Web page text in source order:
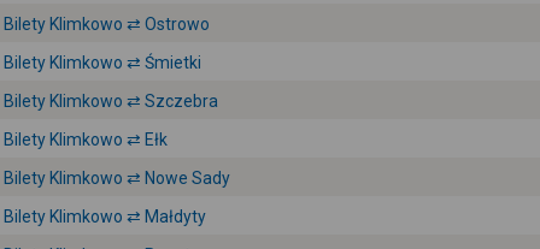
Bilety Klimkowo ⇄ Ostrowo
Bilety Klimkowo ⇄ Śmietki
Bilety Klimkowo ⇄ Szczebra
Bilety Klimkowo ⇄ Ełk
Bilety Klimkowo ⇄ Nowe Sady
Bilety Klimkowo ⇄ Małdyty